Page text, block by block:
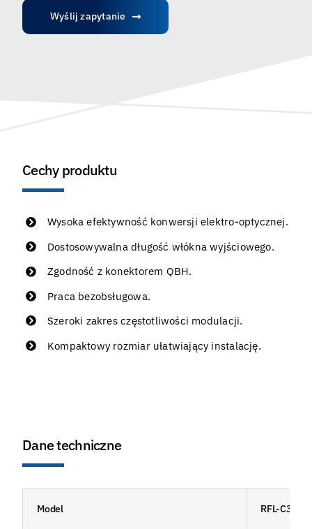
Wyślij zapytanie
Cechy produktu
Wysoka efektywność konwersji elektro-optycznej.
Dostosowywalna długość włókna wyjściowego.
Zgodność z konektorem QBH.
Praca bezobsługowa.
Szeroki zakres częstotliwości modulacji.
Kompaktowy rozmiar ułatwiający instalację.
Dane techniczne
Model RFL-